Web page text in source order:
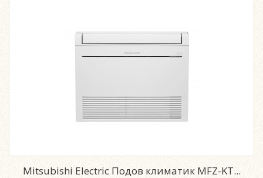
Mitsubishi Electric Подов климатик MFZ-KТ...